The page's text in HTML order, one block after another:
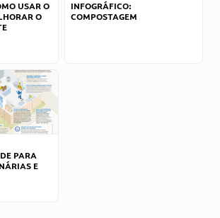
USAR O
O
INFOGRÁFICO:
COMPOSTAGEM
PARA
E